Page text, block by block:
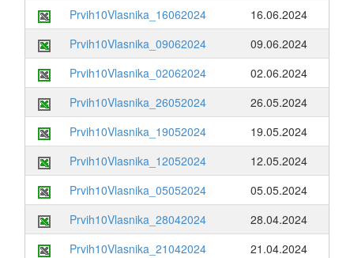
Prvih10Vlasnika_16062024
16.06.2024
Prvih10Vlasnika_09062024
09.06.2024
Prvih10Vlasnika_02062024
02.06.2024
Prvih10Vlasnika_26052024
26.05.2024
Prvih10Vlasnika_19052024
19.05.2024
Prvih10Vlasnika_12052024
12.05.2024
Prvih10Vlasnika_05052024
05.05.2024
Prvih10Vlasnika_28042024
28.04.2024
Prvih10Vlasnika_21042024
21.04.2024